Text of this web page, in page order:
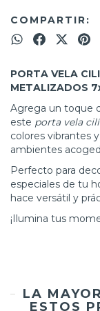
COMPARTIR:
PORTA VELA
METALIZADOS
Agrega un toque
este porta vela
colores vibrantes
ambientes
Perfecto para
especiales de tu
hace versátil y
¡Ilumina tus
LA
ESTOS